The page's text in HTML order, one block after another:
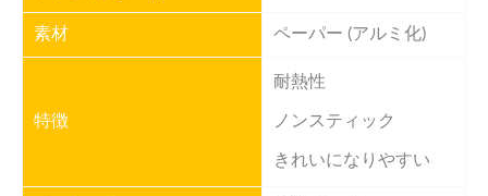
素材 ペーパー (アルミ化)
特徴
耐熱性
ノンスティック
きれいになりやすい